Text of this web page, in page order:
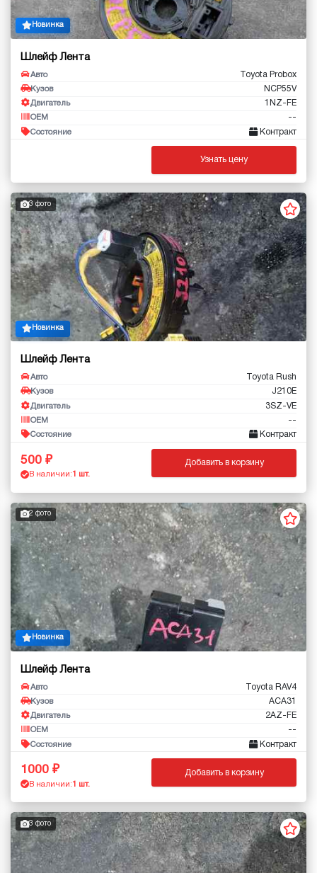
Новинка
Шлейф Лента
Авто Toyota Probox
Кузов NCP55V
Двигатель 1NZ-FE
OEM --
Состояние Контракт
Узнать цену
3 фото
Новинка
Шлейф Лента
Авто Toyota Rush
Кузов J210E
Двигатель 3SZ-VE
OEM --
Состояние Контракт
500
В наличии: 1 шт.
Добавить в корзину
2 фото
Новинка
Шлейф Лента
Авто Toyota RAV4
Кузов ACA31
Двигатель 2AZ-FE
OEM --
Состояние Контракт
1000
В наличии: 1 шт.
Добавить в корзину
3 фото